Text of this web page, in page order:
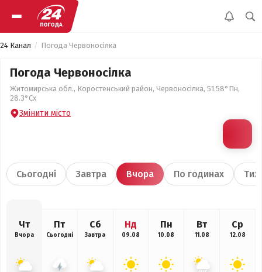
24 Канал Погода Червоносілка
Погода Червоносілка
Житомирська обл., Коростенський район, Червоносілка, 51.58°Пн,
28.3°Сх
Змінити місто
Сьогодні Завтра Вчора По годинах
Чт
Вчора
Пт
Сьогодні
Сб
Завтра
Нд
09.08
Пн
10.08
Вт
11.08
Ср
12.08